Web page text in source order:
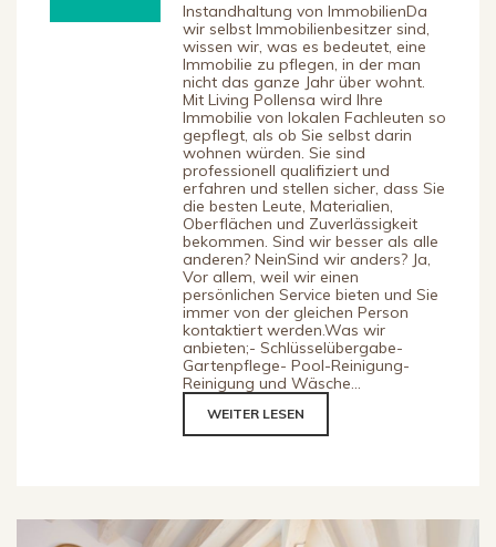
Instandhaltung von ImmobilienDa
wir selbst Immobilienbesitzer sind,
wissen wir, was es bedeutet, eine
Immobilie zu pflegen, in der man
nicht das ganze Jahr über wohnt.
Mit Living Pollensa wird Ihre
Immobilie von lokalen Fachleuten so
gepflegt, als ob Sie selbst darin
wohnen würden. Sie sind
professionell qualifiziert und
erfahren und stellen sicher, dass Sie
die besten Leute, Materialien,
Oberflächen und Zuverlässigkeit
bekommen. Sind wir besser als alle
anderen? NeinSind wir anders? Ja,
Vor allem, weil wir einen
persönlichen Service bieten und Sie
immer von der gleichen Person
kontaktiert werden.Was wir
anbieten;- Schlüsselübergabe-
Gartenpflege- Pool-Reinigung-
Reinigung und Wäsche...
WEITER LESEN